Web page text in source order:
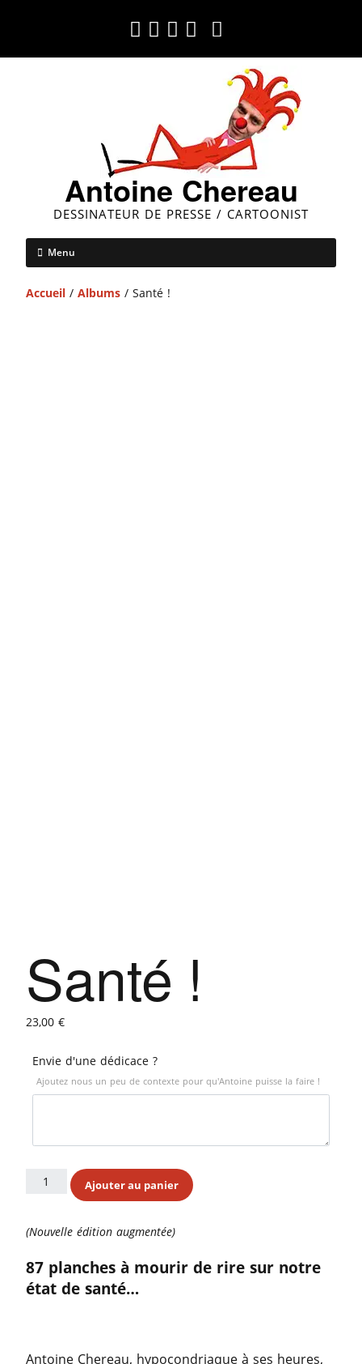
Antoine Chereau
DESSINATEUR DE PRESSE / CARTOONIST
Menu
Accueil / Albums / Santé !
Santé !
23,00 €
Envie d'une dédicace ?
Ajoutez nous un peu de contexte pour qu'Antoine puisse la faire !
Ajouter au panier
(Nouvelle édition augmentée)
87 planches à mourir de rire sur notre
état de santé…
Antoine Chereau, hypocondriaque à ses heures,